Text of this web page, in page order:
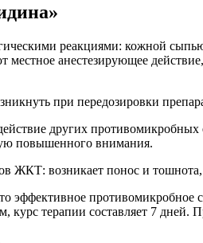
реакциями: кожной
анестезирующее
других
повышенного внимания.
ЖКТ: возникает понос и
эффективное противомикробное
курс терапии составляет 7